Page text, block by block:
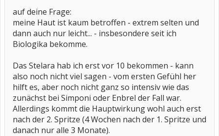
auf deine Frage:
meine Haut ist kaum betroffen - extrem selten und
dann auch nur leicht... - insbesondere seit ich
Biologika bekomme.
Das Stelara hab ich erst vor 10 bekommen - kann
also noch nicht viel sagen - vom ersten Gefühl her
hilft es, aber noch nicht ganz so intensiv wie das
zunächst bei Simponi oder Enbrel der Fall war.
Allerdings kommt die Hauptwirkung wohl auch erst
nach der 2. Spritze (4 Wochen nach der 1. Spritze und
danach nur alle 3 Monate).